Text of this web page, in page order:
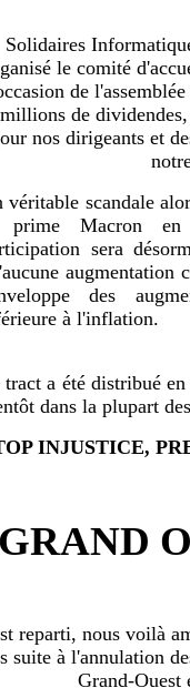
Solidaires
le comité
de
millions de
nos dirigeants et
véritable scandale
Macron
sera
augmentation
des
à l'inflation.
a été distribué en
dans la plupart
INJUSTICE,
reparti, nous voilà
suite à l'annulation
Grand-Ouest